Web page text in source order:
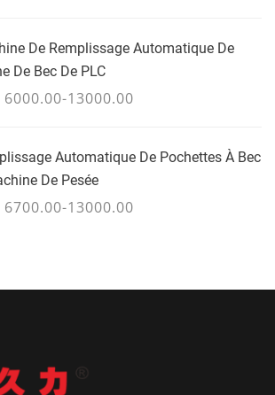
De Remplissage Automatique De
De Bec De PLC
6000.00-13000.00
Automatique De Pochettes À Bec
De Pesée
6700.00-13000.00